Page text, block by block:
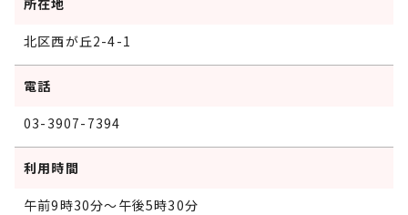
所在地
北区西が丘2-4-1
電話
03-3907-7394
利用時間
午前9時30分～午後5時30分